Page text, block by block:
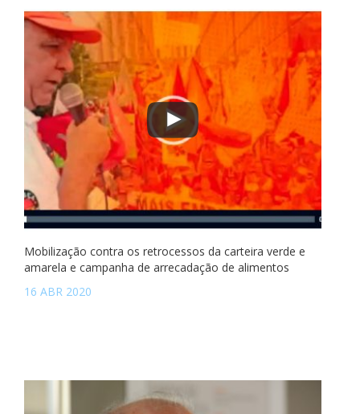
Mobilização contra os retrocessos da carteira verde e
amarela e campanha de arrecadação de alimentos
16 ABR 2020